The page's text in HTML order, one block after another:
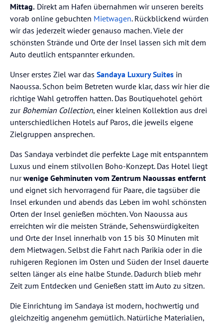
Mittag. Direkt am Hafen übernahmen wir unseren bereits
vorab online gebuchten Mietwagen. Rückblickend würden
wir das jederzeit wieder genauso machen. Viele der
schönsten Strände und Orte der Insel lassen sich mit dem
Auto deutlich entspannter erkunden.
Unser erstes Ziel war das Sandaya Luxury Suites in
Naoussa. Schon beim Betreten wurde klar, dass wir hier die
richtige Wahl getroffen hatten. Das Boutiquehotel gehört
zur Bohemian Collection, einer kleinen Kollektion aus drei
unterschiedlichen Hotels auf Paros, die jeweils eigene
Zielgruppen ansprechen.
Das Sandaya verbindet die perfekte Lage mit entspanntem
Luxus und einem stilvollen Boho-Konzept. Das Hotel liegt
nurwenige Gehminuten vom Zentrum Naoussas entfernt
und eignet sich hervorragend für Paare, die tagsüber die
Insel erkunden und abends das Leben im wohl schönsten
Orten der Insel genießen möchten. Von Naoussa aus
erreichten wir die meisten Strände, Sehenswürdigkeiten
und Orte der Insel innerhalb von 15 bis 30 Minuten mit
dem Mietwagen. Selbst die Fahrt nach Parikia oder in die
ruhigeren Regionen im Osten und Süden der Insel dauerte
selten länger als eine halbe Stunde. Dadurch blieb mehr
Zeit zum Entdecken und Genießen statt im Auto zu sitzen.
Die Einrichtung im Sandaya ist modern, hochwertig und
gleichzeitig angenehm gemütlich. Natürliche Materialien,